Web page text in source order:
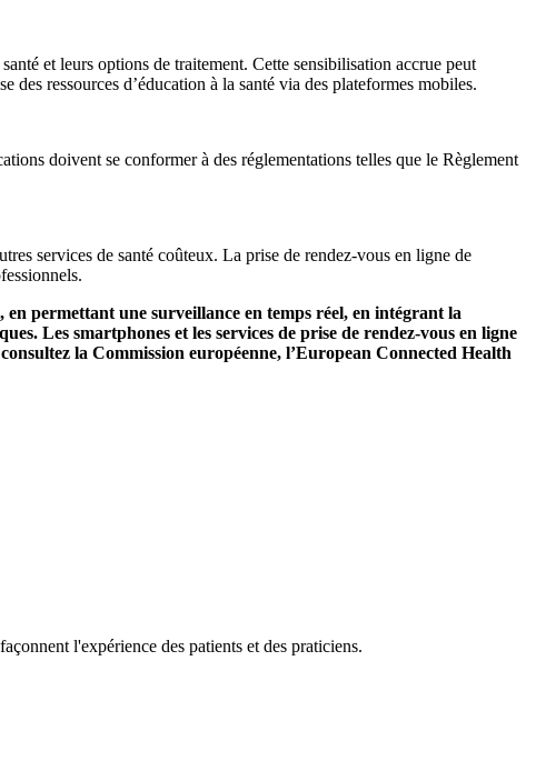
et leurs options de traitement. Cette sensibilisation accrue peut
des ressources d’éducation à la santé via des plateformes mobiles.
doivent se conformer à des réglementations telles que le Règlement
services de santé coûteux. La prise de rendez-vous en ligne de
permettant une surveillance en temps réel, en intégrant la
Les smartphones et les services de prise de rendez-vous en ligne
la Commission européenne, l’European Connected Health
l'expérience des patients et des praticiens.